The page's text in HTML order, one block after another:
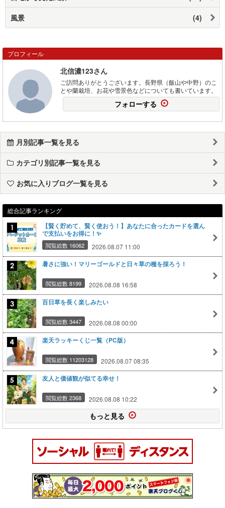
風景 (4)
プロフィール
北信濃123さん
ご訪問ありがとうございます。長野県（飯山や中野）のこ
とや蘭栽培、お花や雪景色などについても書いています。
フォローする
月別記事一覧を見る
カテゴリ別記事一覧を見る
お気に入りブログ一覧を見る
総合記事ランキング
【賢く貯めて、賢く使おう！】あなたに合ったカードを選ん
で支払いをお得に！✨
閲覧総数 16062 2026.08.07 11:00
暑さに強い！マリーゴールドと日々草の種を採ろう！
閲覧総数 8199 2026.08.08 16:58
百日草を長く楽しみたい
閲覧総数 3447 2026.08.08 00:00
楽天ラッキーくじ一覧（PC版）
閲覧総数 11203128 2026.08.07 08:35
友人と価値観が似てる幸せ！
閲覧総数 2368 2026.08.08 10:22
もっと見る